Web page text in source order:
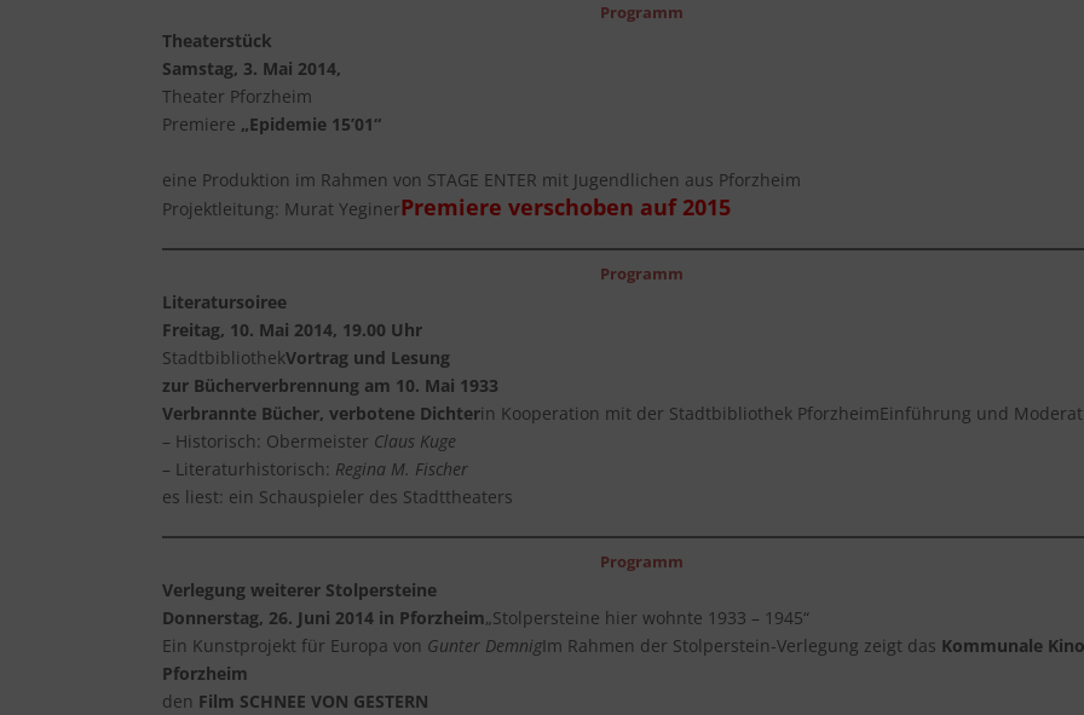
Programm
Theaterstück
Samstag, 3. Mai 2014,
Theater Pforzheim
Premiere „Epidemie 15’01“
eine Produktion im Rahmen von STAGE ENTER mit Jugendlichen aus Pforzheim
Projektleitung: Murat YeginerPremiere verschoben auf 2015
Programm
Literatursoiree
Freitag, 10. Mai 2014, 19.00 Uhr
StadtbibliothekVortrag und Lesung
zur Bücherverbrennung am 10. Mai 1933
Verbrannte Bücher, verbotene Dichterin Kooperation mit der Stadtbibliothek PforzheimEinführung und
– Historisch: Obermeister Claus Kuge
– Literaturhistorisch: Regina M. Fischer
es liest: ein Schauspieler des Stadttheaters
Programm
Verlegung weiterer Stolpersteine
Donnerstag, 26. Juni 2014 in Pforzheim„Stolpersteine hier wohnte 1933 – 1945“
Ein Kunstprojekt für Europa von Gunter DemnigIm Rahmen der Stolperstein-Verlegung zeigt das Kommunale
Pforzheim
den Film SCHNEE VON GESTERN